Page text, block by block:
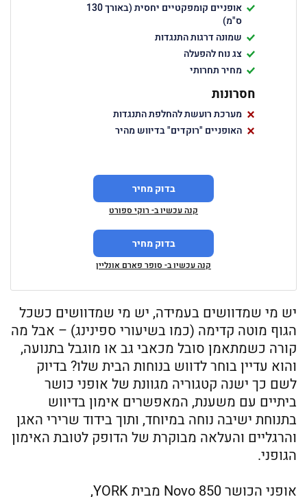
אופניים קומפקטיים יחסית (באורך 130
ס"מ)
שמונה דרגות התנגדות
צג נוח להפעלה
מחיר תחרותי
חסרונות
מערכת רועשת להחלפת התנגדות
האופניים "רוקדים" בדיווש מהיר
בדוק מחיר
קנה עכשיו ב- רוקי ספורט
בדוק מחיר
קנה עכשיו ב- סופר פארם אונליין
יש מי שמדוושים בעמידה, יש מי שמדוושים כשכל
הגוף מוטה קדימה (כמו בשיעורי ספינינג) – אבל מה
קורה כשמתאמן סובל מכאבי גב או מוגבל בתנועה,
והוא עדיין בוחר לדווש בנוחות הבית שלו? בדיוק
לשם כך ישנה קטגוריה מגוונת של אופני כושר
ביתיים עם משענת, המאפשרים אימון בדיווש
בתנוחת ישיבה נוחה במיוחד, ותוך בידוד שרירי האגן
והרגליים והעלאה מבוקרת של הדופק לטובת האימון
הגופני.
אופני הכושר Novo 850 מבית YORK,